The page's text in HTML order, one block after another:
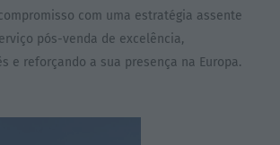
com uma estratégia assente
pós-venda de excelência,
e reforçando a sua presença na Europa.